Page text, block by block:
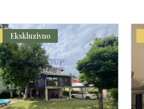
Ekskluzivno